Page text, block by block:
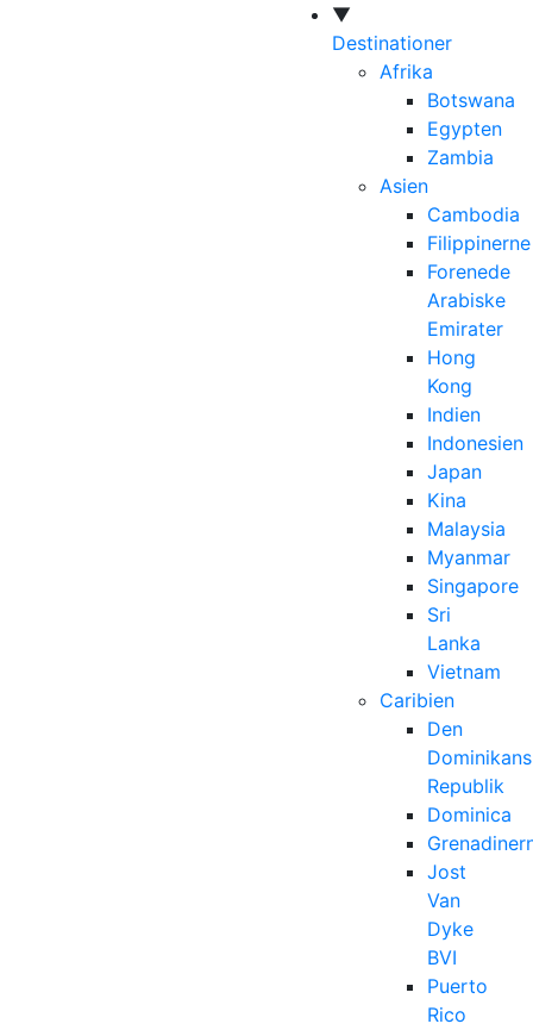
▼
Destinationer
Afrika
Botswana
Egypten
Zambia
Asien
Cambodia
Filippinerne
Forenede
Arabiske
Emirater
Hong
Kong
Indien
Indonesien
Japan
Kina
Malaysia
Myanmar
Singapore
Sri
Lanka
Vietnam
Caribien
Den
Republik
Dominica
Jost
Van
Dyke
BVI
Puerto
Rico